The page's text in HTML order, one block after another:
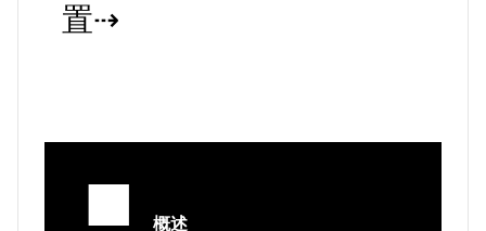
置⇢
■ 概述